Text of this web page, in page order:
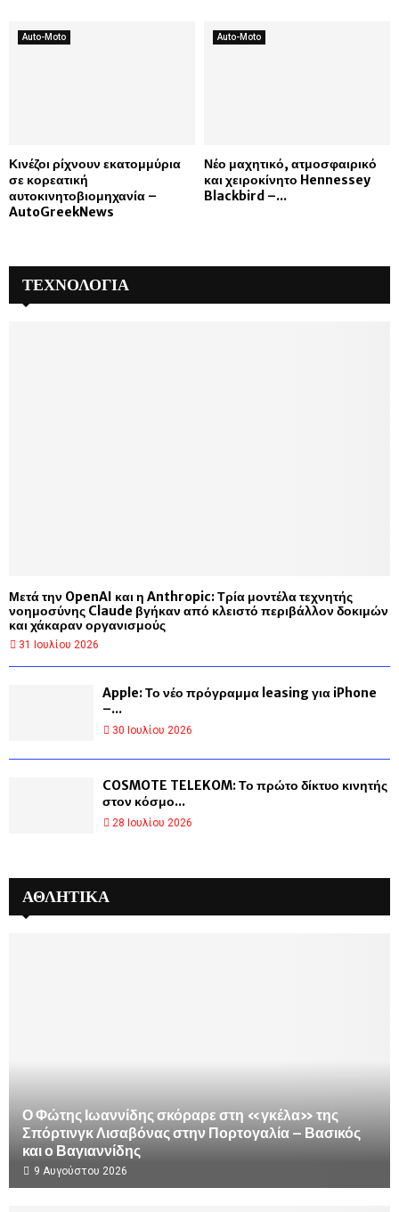
ΑΘΛΗΤΙΚΑ
Ο Φώτης Ιωαννίδης σκόραρε στη «γκέλα» της
Σπόρτινγκ Λισαβόνας στην Πορτογαλία – Βασικός
και ο Βαγιαννίδης
9 Αυγούστου 2026
ΤΕΧΝΟΛΟΓΙΑ
Μετά την OpenAI και η Anthropic: Τρία μοντέλα τεχνητής
νοημοσύνης Claude βγήκαν από κλειστό περιβάλλον δοκιμών
και χάκαραν οργανισμούς
31 Ιουλίου 2026
Apple: Το νέο πρόγραμμα leasing για iPhone
–...
30 Ιουλίου 2026
COSMOTE TELEKOM: Το πρώτο δίκτυο κινητής
στον κόσμο...
28 Ιουλίου 2026
Auto-Moto
Κινέζοι ρίχνουν εκατομμύρια
σε κορεατική
αυτοκινητοβιομηχανία –
AutoGreekNews
Auto-Moto
Νέο μαχητικό, ατμοσφαιρικό
και χειροκίνητο Hennessey
Blackbird –...